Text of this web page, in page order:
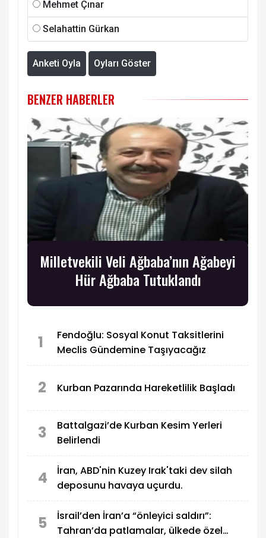
Mehmet Çınar
Selahattin Gürkan
Anketi Oyla Oyları Göster
BENZER HABERLER
Milletvekili Veli Ağbaba’nın Ağabeyi
Hür Ağbaba Tutuklandı
1
Fendoğlu: Sosyal Konut Taksitlerini
Meclis Gündemine Taşıyacağız
2 Kurban Pazarında Hareketlilik Başladı
3
Battalgazi’de Kurban Kesim Yerleri
Belirlendi
4
İran, ABD'nin Kuzey Irak'taki dev silah
deposunu havaya uçurdu.
5
İsrail’den İran’a “önleyici saldırı”:
Tahran’da patlamalar, ülkede özel